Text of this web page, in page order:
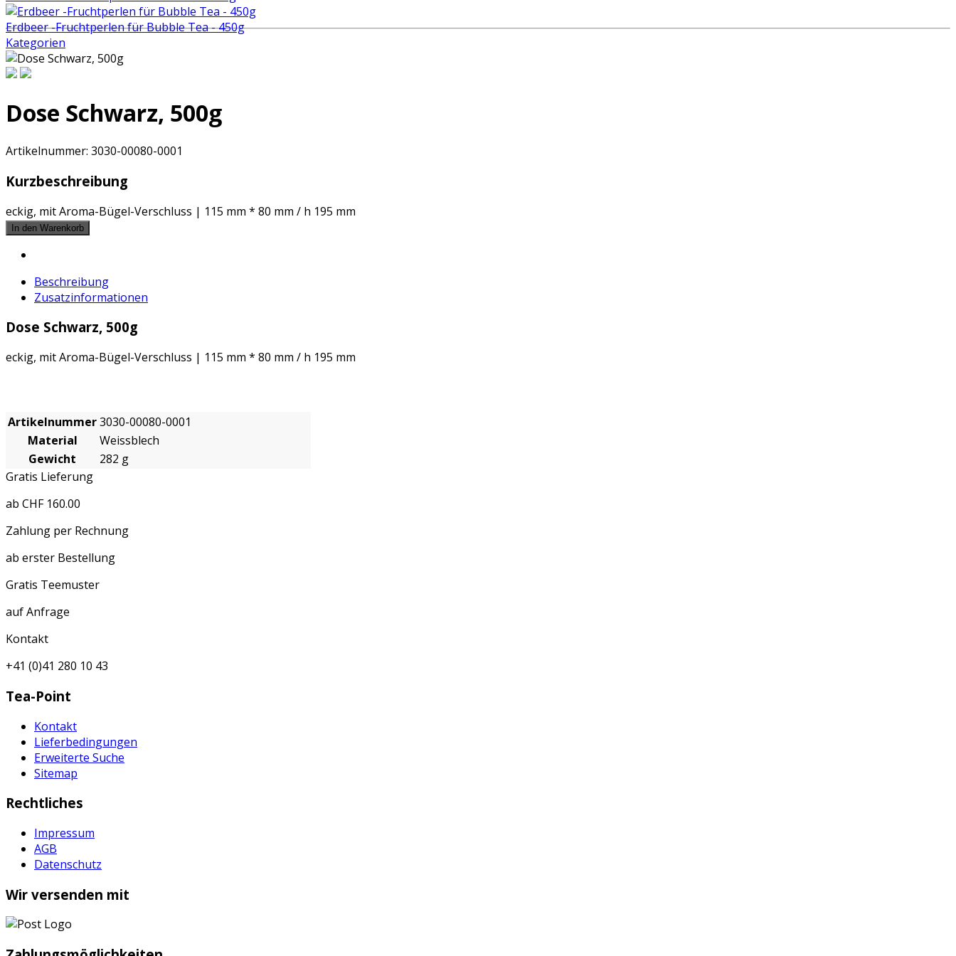
Erdbeer -Fruchtperlen für Bubble Tea - 450g
Kategorien
Dose Schwarz, 500g
Artikelnummer: 3030-00080-0001
Kurzbeschreibung
eckig, mit Aroma-Bügel-Verschluss | 115 mm * 80 mm / h 195 mm
Beschreibung
Zusatzinformationen
Dose Schwarz, 500g
eckig, mit Aroma-Bügel-Verschluss | 115 mm * 80 mm / h 195 mm
Artikelnummer3030-00080-0001
Material
Weissblech
Gewicht
282 g
Gratis Lieferung
ab CHF 160.00
Zahlung per Rechnung
ab erster Bestellung
Gratis Teemuster
auf Anfrage
Kontakt
+41 (0)41 280 10 43
Tea-Point
Kontakt
Lieferbedingungen
Erweiterte Suche
Sitemap
Rechtliches
Impressum
AGB
Datenschutz
Wir versenden mit